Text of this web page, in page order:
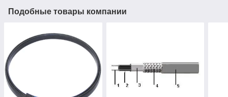
Подобные товары компании